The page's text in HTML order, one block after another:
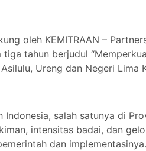
oleh KEMITRAAN –
tahun berjudul
Ureng dan Negeri Lima
salah satunya di
intensitas badai, dan
dan